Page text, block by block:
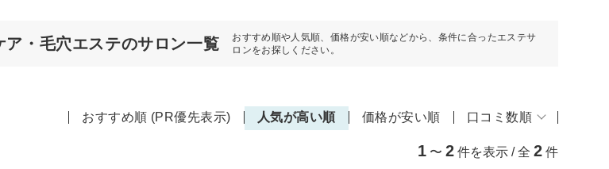
ア・毛穴エステのサロン一覧
おすすめ順や人気順、価格が安い順などから、条件に合ったエステサ
ロンをお探しください。
おすすめ順 (PR優先表示) 人気が高い順 価格が安い順 口コミ数順
1 〜 2 件を表示 / 全 2 件